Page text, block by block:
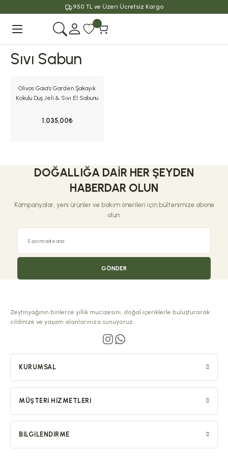
950 TL ve Üzeri Ücretsiz Kargo
Geri Dön
Sıvı Sabun
Olivos Gaia’s Garden Şakayık
Kokulu Duş Jeli & Sıvı El Sabunu
1.035,00₺
DOĞALLIĞA DAIR HER ŞEYDEN
HABERDAR OLUN
Kampanyalar, yeni ürünler ve bakım önerileri için bültenimize abone
olun.
GÖNDER
Zeytinyağının binlerce yıllık mucizesini, doğal içeriklerle buluşturarak
cildinize ve yaşam alanlarınıza sunuyoruz.
KURUMSAL
MÜŞTERI HIZMETLERI
BILGILENDIRME